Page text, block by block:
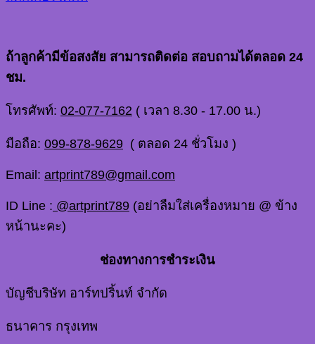
ถ้าลูกค้ามีข้อสงสัย สามารถติดต่อ สอบถามได้ตลอด 24
ชม.
โทรศัพท์: 02-077-7162 ( เวลา 8.30 - 17.00 น.)
มือถือ: 099-878-9629 ( ตลอด 24 ชั่วโมง )
Email: artprint789@gmail.com
ID Line : @artprint789 (อย่าลืมใส่เครื่องหมาย @ ข้าง
หน้านะคะ)
ช่องทางการชำระเงิน
บัญชีบริษัท อาร์ทปริ้นท์ จำกัด
ธนาคาร กรุงเทพ